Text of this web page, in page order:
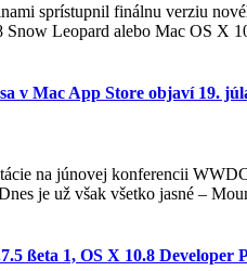
sprístupnil finálnu verziu
Leopard alebo Mac OS X
v Mac App Store objaví 19.
na júnovej konferencii
je už však všetko jasné –
ßeta 1, OS X 10.8